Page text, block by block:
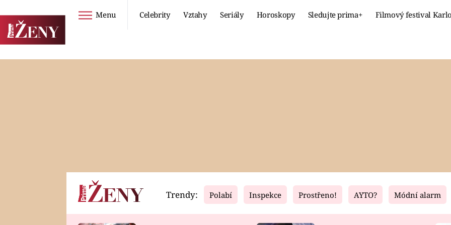
Menu Celebrity Vztahy Seriály Horoskopy Sledujte prima+ Filmový festival
Horoskopy Video Fresh Living
Trendy: Polabí Inspekce Prostřeno! AYTO? Módní alarm